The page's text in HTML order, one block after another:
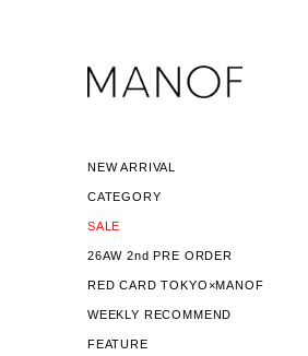
NEW ARRIVAL
CATEGORY
SALE
26AW 2nd PRE ORDER
RED CARD TOKYO×MANOF
WEEKLY RECOMMEND
FEATURE